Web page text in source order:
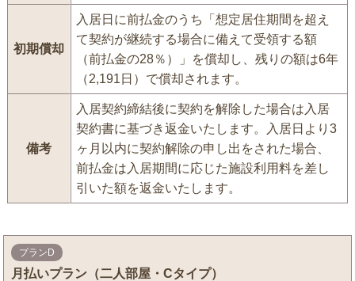
初期償却
入居日に前払金のうち「想定居住期間を超え
て契約が継続する場合に備えて受領する額
（前払金の28％）」を償却し、残りの額は6年
（2,191日）で償却されます。
備考
入居契約締結後に契約を解除した場合は入居
契約書に基づき返金いたします。入居日より3
ヶ月以内に契約解除の申し出をされた場合、
前払金は入居期間に応じた施設利用料を差し
引いた額を返金いたします。
プランD
月払いプラン（二人部屋・Cタイプ）